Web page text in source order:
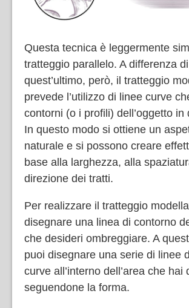
Questa tecnica è leggermente
tratteggio parallelo. A differenza di
quest’ultimo, però, il tratteggio
prevede l’utilizzo di linee curve
contorni (o i profili) dell’oggetto in
In questo modo si ottiene un
naturale e si possono creare
base alla larghezza, alla
direzione dei tratti.
Per realizzare il tratteggio
disegnare una linea di contorno
che desideri ombreggiare. A
puoi disegnare una serie di linee
curve all’interno dell’area che hai
seguendone la forma.